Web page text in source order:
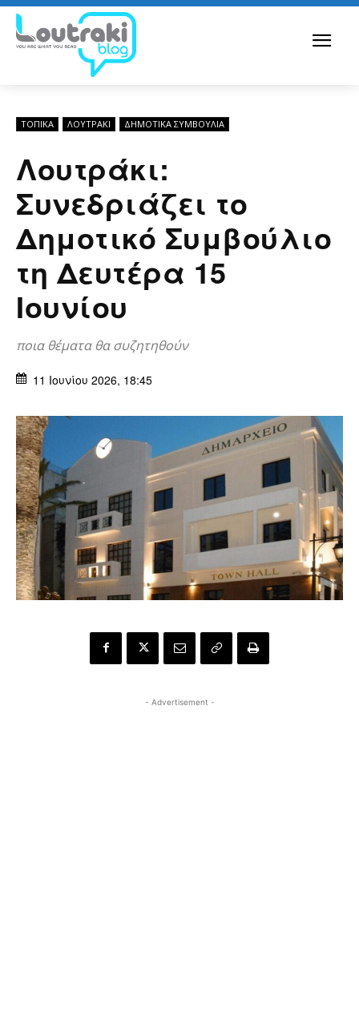
ΤΟΠΙΚΑ ΛΟΥΤΡΆΚΙ ΔΗΜΟΤΙΚΆ ΣΥΜΒΟΎΛΙΑ
Λουτράκι:
Συνεδριάζει το
Δημοτικό Συμβούλιο
τη Δευτέρα 15
Ιουνίου
ποια θέματα θα συζητηθούν
11 Ιουνίου 2026, 18:45
- Advertisement -